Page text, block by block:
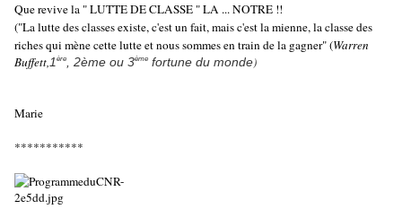
Que revive la " LUTTE DE CLASSE " LA ... NOTRE !!
("La lutte des classes existe, c'est un fait, mais c'est la mienne, la classe des
riches qui mène cette lutte et nous sommes en train de la gagner" (Warren
Buffett,1 ère , 2ème ou 3ème fortune du monde)
Marie
***********